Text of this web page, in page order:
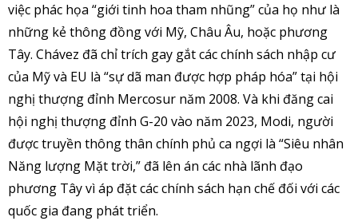
việc phác họa “giới tinh hoa tham nhũng” của họ như là
những kẻ thông đồng với Mỹ, Châu Âu, hoặc phương
Tây. Chávez đã chỉ trích gay gắt các chính sách nhập cư
của Mỹ và EU là “sự dã man được hợp pháp hóa” tại hội
nghị thượng đỉnh Mercosur năm 2008. Và khi đăng cai
hội nghị thượng đỉnh G-20 vào năm 2023, Modi, người
được truyền thông thân chính phủ ca ngợi là “Siêu nhân
Năng lượng Mặt trời,” đã lên án các nhà lãnh đạo
phương Tây vì áp đặt các chính sách hạn chế đối với các
quốc gia đang phát triển.